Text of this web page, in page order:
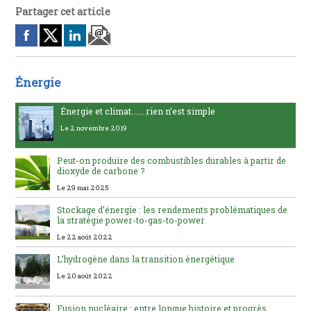
Partager cet article
Énergie
Énergie et climat...... rien n’est simple
Le 2 novembre 2019
Peut-on produire des combustibles durables à partir de
dioxyde de carbone ?
Le 29 mai 2025
Stockage d’énergie : les rendements problématiques de
la stratégie power-to-gas-to-power
Le 22 août 2022
L’hydrogène dans la transition énergétique
Le 20 août 2022
Fusion nucléaire : entre longue histoire et progrès